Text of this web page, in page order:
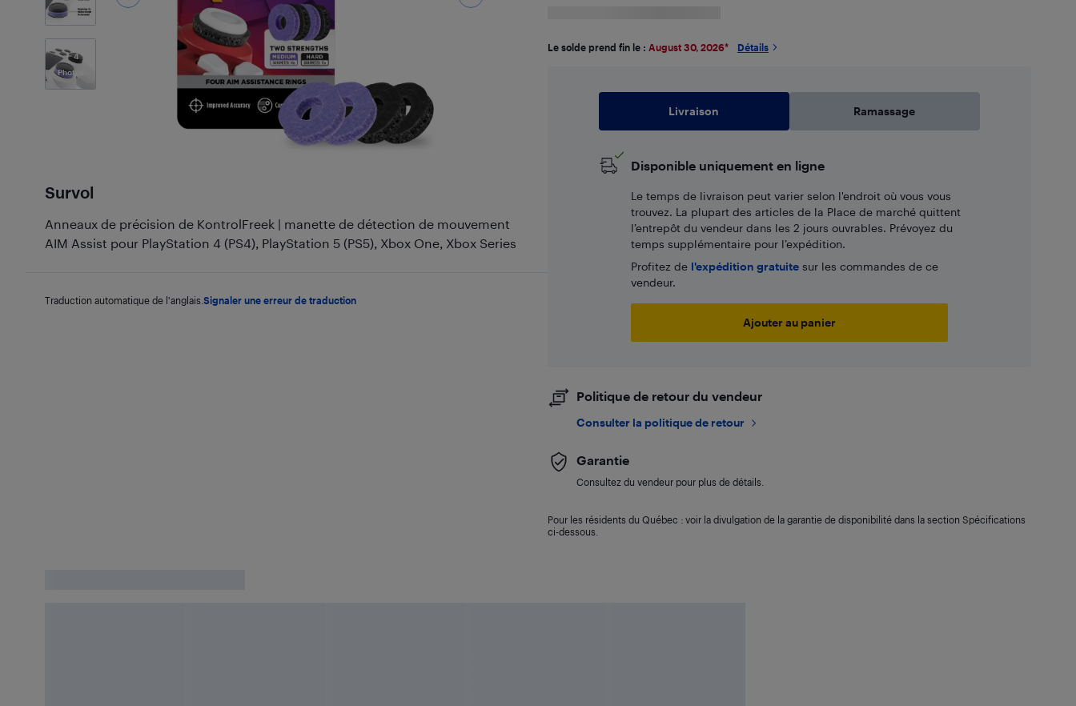
4
Photos
Survol
Anneaux de précision de KontrolFreek | manette de détection de mouvement
AIM Assist pour PlayStation 4 (PS4), PlayStation 5 (PS5), Xbox One, Xbox Series
Traduction automatique de l'anglais. Signaler une erreur de traduction
Le solde prend fin le : August 30, 2026* Détails
Livraison Ramassage
Disponible uniquement en ligne
Le temps de livraison peut varier selon l'endroit où vous vous
trouvez. La plupart des articles de la Place de marché quittent
l’entrepôt du vendeur dans les 2 jours ouvrables. Prévoyez du
temps supplémentaire pour l’expédition.
Profitez de l'expédition gratuitesur les commandes de ce
vendeur.
Ajouter au panier
Politique de retour du vendeur
Consulter la politique de retour
Garantie
Consultez du vendeur pour plus de détails.
Pour les résidents du Québec : voir la divulgation de la garantie de disponibilité dans la section Spécifications
ci-dessous.